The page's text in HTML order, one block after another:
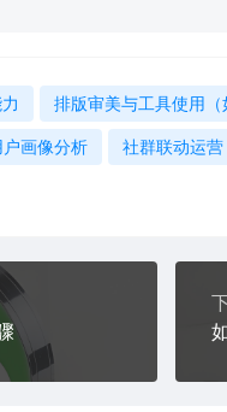
排版审美与工具使用（
户画像分析 社群联动运营